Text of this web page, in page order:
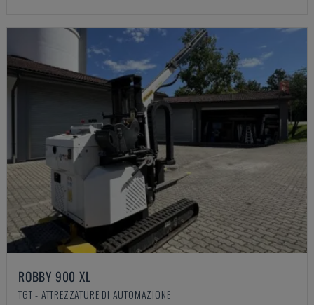
ROBBY 900 XL
TGT - ATTREZZATURE DI AUTOMAZIONE